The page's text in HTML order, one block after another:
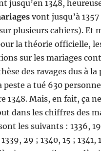
jusqu’en 1348,
vont jusqu’à
plusieurs cahiers). Et
la théorie officielle,
sur les mariages
des ravages dus à la
peste a tué 630
1348. Mais, en fait, ça
dans les chiffres des
les suivants : 1336, 19
1339, 29 ; 1340, 15 ; 1341,